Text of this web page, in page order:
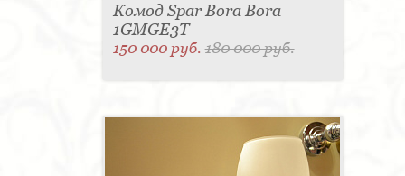
Комод Spar Bora Bora
1GMGE3T
150 000 руб.180 000 руб.